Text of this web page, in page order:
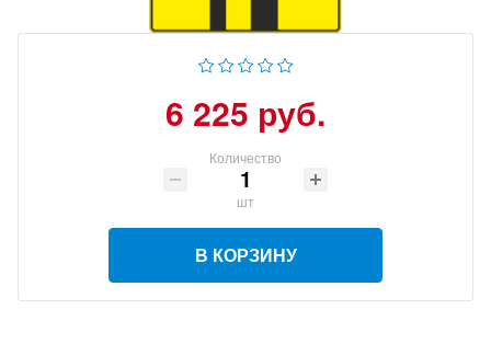
6 225 руб.
Количество
шт
В КОРЗИНУ